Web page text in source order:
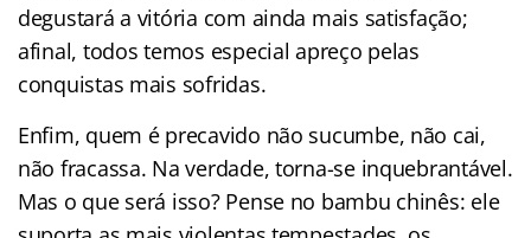
degustará a vitória com ainda mais satisfação;
afinal, todos temos especial apreço pelas
conquistas mais sofridas.
Enfim, quem é precavido não sucumbe, não cai,
não fracassa. Na verdade, torna-se inquebrantável.
Mas o que será isso? Pense no bambu chinês: ele